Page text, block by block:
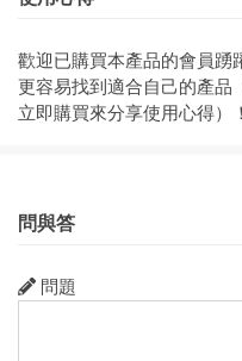
歡迎已購買本產品的會員踴
更容易找到適合自己的產品
立即購買來分享使用心得）
問與答
問題